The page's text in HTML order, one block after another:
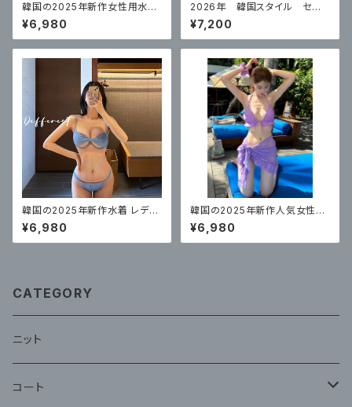
韓国の2025年新作女性用水
着、セクシーな女の子がビーチ
でセクシーに見せるための高級
バンドゥビキニ3点セット
¥6,980
2026年 韓国スタイル セク
シー水着 ワンピースネットセ
レブスタイル お腹カバー
¥7,200
韓国の2025年新作水着 レディ
ース ビキニ スリーポイントスタ
イル
¥6,980
韓国の2025年新作人気女性用
水着、セクシー美女、3点ストラッ
プビキニ3点セット
¥6,980
CATEGORY
ニット
コート